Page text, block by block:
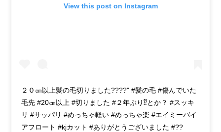
View this post on Instagram
２０㎝以上髪の毛切りました????" #髪の毛 #傷んでいた
毛先 #20㎝以上 #切りました #２年ぶり⁇とか？ #スッキ
リ #サッパリ #めっちゃ軽い #めっちゃ楽 #エイミーバイ
アフロート #kjカット #ありがとうございました #??